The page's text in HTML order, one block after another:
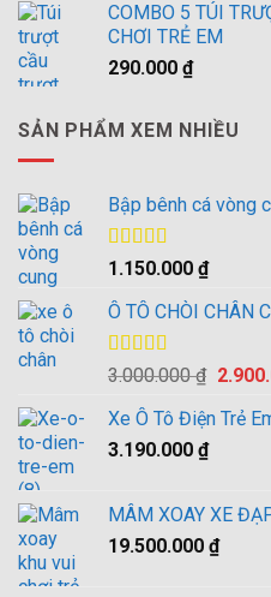
COMBO 5 TÚI
CHƠI TRẺ EM
290.000 ₫
SẢN PHẨM XEM NHIỀU
Bập bênh cá vòng
Được xếp
5 sao
1.150.000 ₫
Ô TÔ CHÒI CHÂN
Được xếp
5 sao
3.000.000₫ Giá
là:
Xe Ô Tô Điện Trẻ
3.190.000 ₫
MÂM XOAY XE
19.500.000 ₫